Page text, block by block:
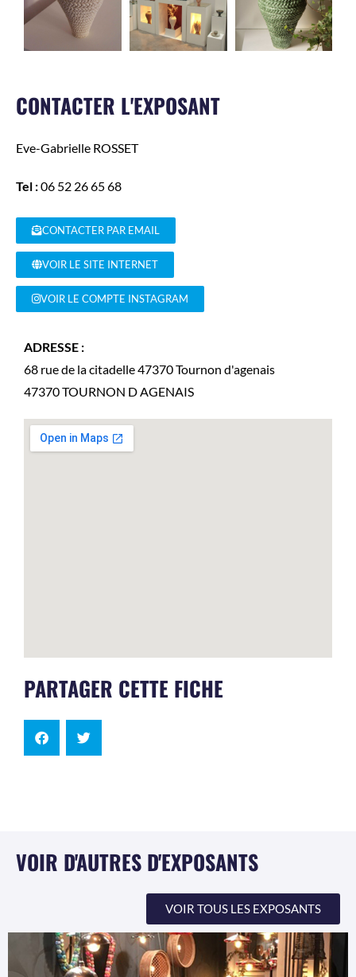
CONTACTER L'EXPOSANT
Eve-Gabrielle ROSSET
Tel :06 52 26 65 68
CONTACTER PAR EMAIL
VOIR LE SITE INTERNET
VOIR LE COMPTE INSTAGRAM
ADRESSE :
68 rue de la citadelle 47370 Tournon d'agenais
47370TOURNON D AGENAIS
PARTAGER CETTE FICHE
VOIR D'AUTRES D'EXPOSANTS
VOIR TOUS LES EXPOSANTS